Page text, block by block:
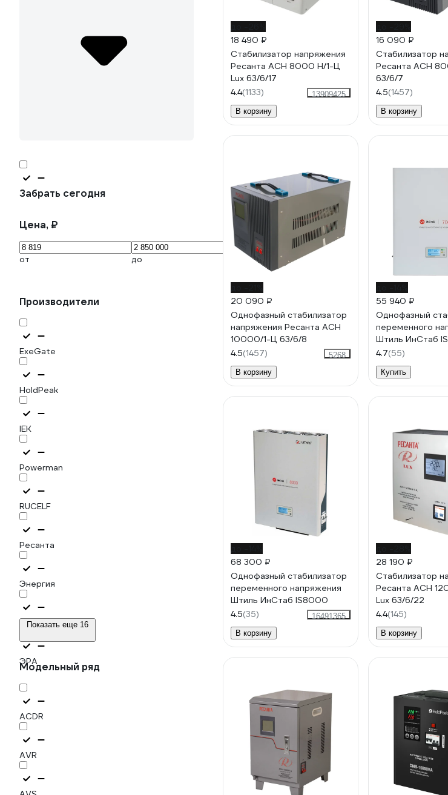
Забрать сегодня
Цена, ₽
от до
Производители
ExeGate
HoldPeak
IEK
Powerman
RUCELF
Ресанта
Энергия
Энерготех
ЭРА
Показать еще 16
Модельный ряд
ACDR
AVR
18 490 ₽
Стабилизатор напряжения
Ресанта АСН 8000 Н/1-Ц
Lux 63/6/17
4.4(1133)
13909425
В корзину
16 090 ₽
Стабилизатор
Ресанта АСН
63/6/7
4.5(1457)
В корзину
20 090 ₽
Однофазный стабилизатор
напряжения Ресанта АСН
10000/1-Ц 63/6/8
4.5(1457)
5268
В корзину
55 940 ₽
Однофазный
переменного
Штиль ИнСтаб
4.7(55)
Купить
68 300 ₽
Однофазный стабилизатор
переменного напряжения
Штиль ИнСтаб IS8000
4.5(35)
16491365
В корзину
28 190 ₽
Стабилизатор
Ресанта АСН
Lux 63/6/22
4.4(145)
В корзину